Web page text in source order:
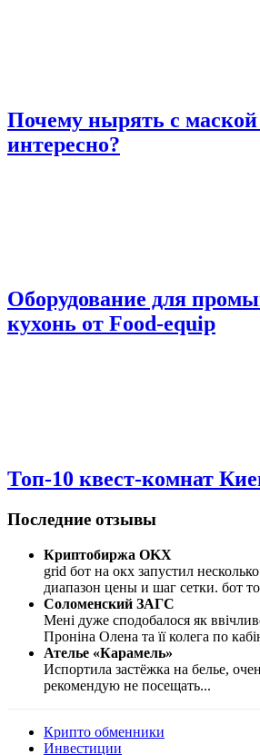
Почему нырять с
интересно?
Оборудование для
кухонь от Food-equip
Топ-10 квест-комнат
Последние отзывы
Криптобиржа OKX
grid бот на окх запустил
диапазон цены и шаг сетки. бот
Соломенский ЗАГС
Мені дуже сподобалося як
Проніна Олена та її колега по
Ателье «Карамель»
Испортила застёжка на белье,
рекомендую не посещать...
Крипто обменники
Инвестиции